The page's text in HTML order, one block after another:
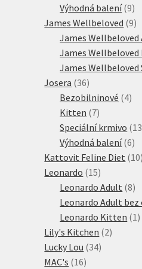
Výhodná balení 99
James Wellbeloved 99
James Wellbeloved
James
James Wellbeloved
Josera 3636
produktů
Bezobilninové 44
Kitten 77
produktů
Speciální krmivo 13
Výhodná balení 66
Kattovit Feline Diet 10
Leonardo 1515
produktů
Leonardo Adult 88
Leonardo Adult
Leonardo Kitten 1 1
Lily's Kitchen 22
Lucky Lou 3434
MAC's 1616